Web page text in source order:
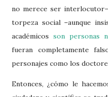
no merece ser
torpeza social –aunque
académicos son personas
fueran completamente
personajes como los
Entonces, ¿cómo le